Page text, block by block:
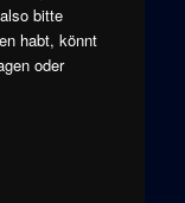
bitte
habt, könnt
oder